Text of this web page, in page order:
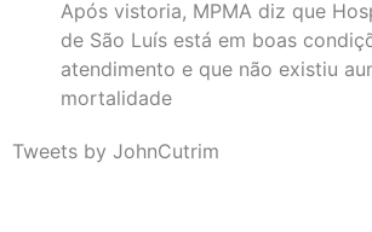
Após vistoria, MPMA diz que
de São Luís está em boas
atendimento e que não existiu
mortalidade
Tweets by JohnCutrim